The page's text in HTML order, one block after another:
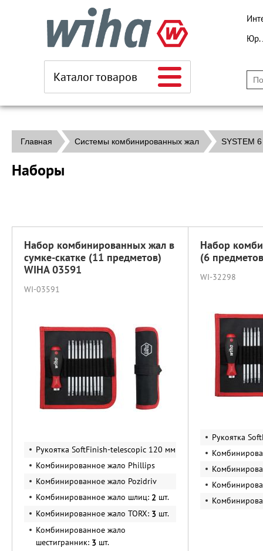
Каталог товаров
Юр.
Главная Системы комбинированных жал SYSTEM 6
Наборы
Набор комбинированных жал в
сумке-скатке (11 предметов)
WIHA 03591
WI-03591
Рукоятка SoftFinish-telescopic 120 мм
Комбинированное жало Phillips
Комбинированное жало Pozidriv
Комбинированное жало шлиц: 2 шт.
Комбинированное жало TORX: 3 шт.
Комбинированное жало
шестигранник: 3 шт.
Набор
(6
WI-32298
Рукоятка